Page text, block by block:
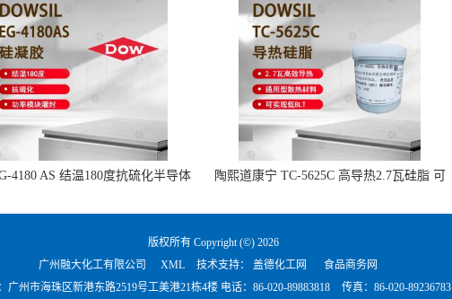
4180 AS 结温180度抗硫化半导体
陶熙道康宁 TC-5625C 高导热2.7瓦硅脂 可
版权所有 Copyright (©) 2026
广州融大化工有限公司
XML 技术支持： 盖德化工网
食品商务网
广州市海珠区新港东路2519号工美港21栋4楼 电话： 86-020-89883818 传真：86-020-89236783